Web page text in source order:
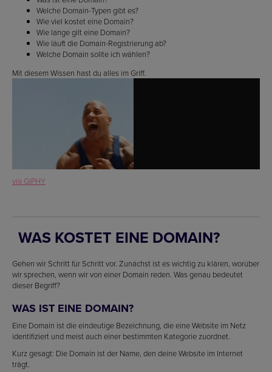
Welche Domain-Typen gibt es?
Wie viel kostet eine Domain?
Wie lange gilt eine Domain?
Wie läuft die Domain-Registrierung ab?
Welche Domain sollte ich wählen?
Mit diesem Wissen hast du alles im Griff.
via GIPHY
WAS KOSTET EINE DOMAIN?
Gehen wir Schritt für Schritt vor. Zunächst ist es wichtig zu klären, worüber
wir sprechen, wenn wir von einer Domain reden. Was genau bedeutet
dieser Begriff?
WAS IST EINE DOMAIN?
Eine Domain ist die eindeutige Bezeichnung, die eine Website im Netz
identifiziert und meist auch einer bestimmten Kategorie zuordnet.
Kurz gesagt: Die Domain ist der Name, den deine Website im Internet
trägt.